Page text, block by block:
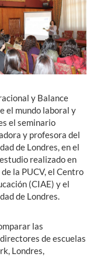
y Balance
el mundo laboral y
el seminario
y profesora del
de Londres, en el
realizado en
la PUCV, el Centro
(CIAE) y el
de Londres.
las
de escuelas
Londres,